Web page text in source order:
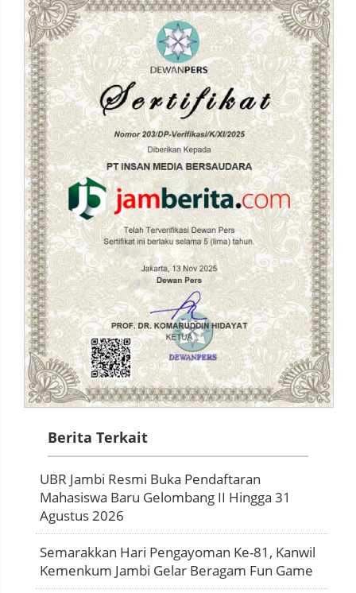
Berita Terkait
UBR Jambi Resmi Buka Pendaftaran
Mahasiswa Baru Gelombang II Hingga 31
Agustus 2026
Semarakkan Hari Pengayoman Ke-81, Kanwil
Kemenkum Jambi Gelar Beragam Fun Game